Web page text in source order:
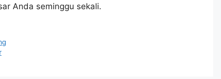
Anda seminggu sekali.